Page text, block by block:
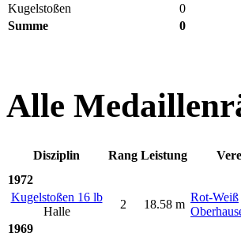
Kugelstoßen 0
Summe
0
Alle
Disziplin Rang Leistung
1972
Kugelstoßen 16 lb
Halle
2 18.58 m
Rot-Weiß
1969